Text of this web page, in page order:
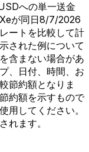
への単一送金
が同日8/7/2026
ートを比較して計
された例について
含まない場合があ
、日付、時間、お
節約額となりま
約額を示すもので
用してください。
れます。